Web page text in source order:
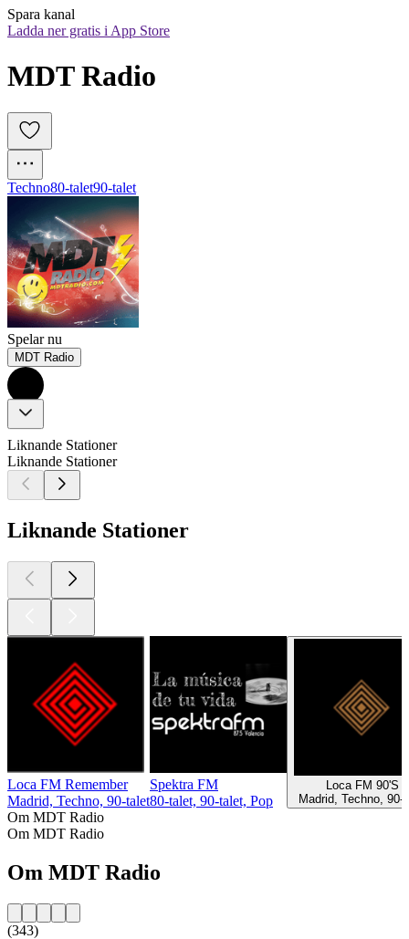
Spara kanal
Ladda ner gratis i App Store
MDT Radio
Techno80-talet90-talet
Spelar nu
MDT Radio
Liknande Stationer
Liknande Stationer
Liknande Stationer
Loca FM Remember
Madrid, Techno, 90-talet
Spektra FM
80-talet, 90-talet, Pop
Loca FM 90'S
Madrid, Techno, 90-
Om MDT Radio
Om MDT Radio
Om MDT Radio
(343)